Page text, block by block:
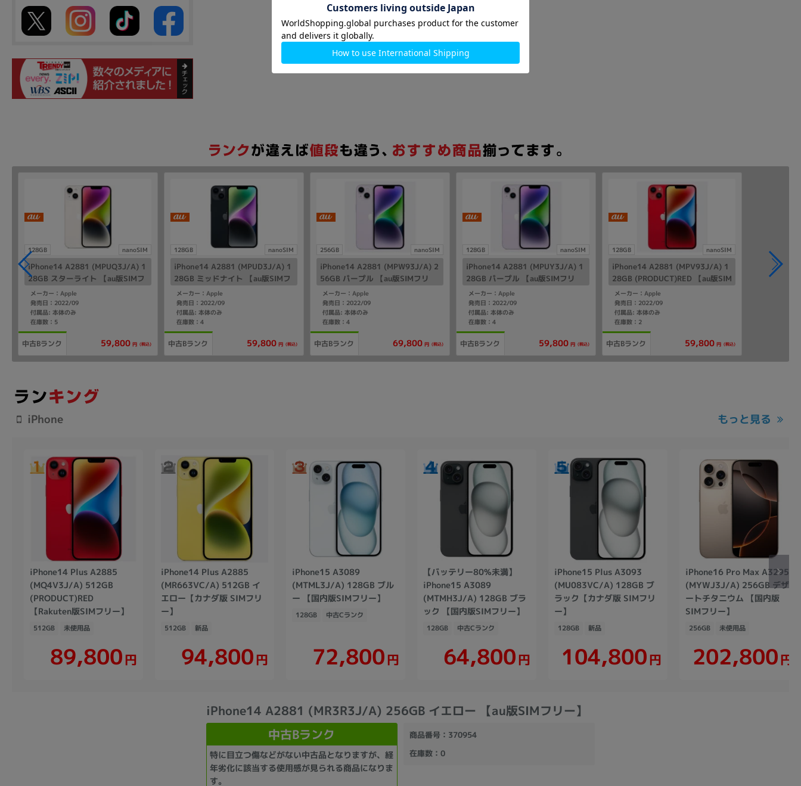
128GB nanoSIM
iPhone14 A2881 (MPUQ3J/A) 1
28GB スターライト 【au版SIMフ
リー】
メーカー：Apple
発売日：2022/09
付属品: 本体のみ
在庫数：5
中古Bランク 59,800 円 (税込)
128GB nanoSIM
iPhone14 A2881 (MPUD3J/A) 1
28GB ミッドナイト 【au版SIMフ
リー】
メーカー：Apple
発売日：2022/09
付属品: 本体のみ
在庫数：4
中古Bランク 59,800 円 (税込)
256GB nanoSIM
iPhone14 A2881 (MPW93J/A) 2
56GB パープル 【au版SIMフリ
ー】
メーカー：Apple
発売日：2022/09
付属品: 本体のみ
在庫数：4
中古Bランク 69,800 円 (税込)
128GB nanoSIM
iPhone14 A2881 (MPUY3J/A) 1
28GB パープル 【au版SIMフリ
ー】
メーカー：Apple
発売日：2022/09
付属品: 本体のみ
在庫数：4
中古Bランク 59,800 円 (税込)
128GB nanoSIM
iPhone14 A2881 (MPV93J/A) 1
28GB (PRODUCT)RED 【au版SIM
フリー】
メーカー：Apple
発売日：2022/09
付属品: 本体のみ
在庫数：2
中古Bランク 59,800 円 (税込)
iPhone もっと見る
iPhone14 Plus A2885
(MQ4V3J/A) 512GB
(PRODUCT)RED
【Rakuten版SIMフリー】
512GB 未使用品
89,800円
iPhone14 Plus A2885
(MR663VC/A) 512GB イ
エロー【カナダ版 SIMフリ
ー】
512GB 新品
94,800円
iPhone15 A3089
(MTML3J/A) 128GB ブル
ー 【国内版SIMフリー】
128GB 中古Cランク
72,800円
【バッテリー80%未満】
iPhone15 A3089
(MTMH3J/A) 128GB ブラ
ック 【国内版SIMフリー】
128GB 中古Cランク
64,800円
iPhone15 Plus A3093
(MU083VC/A) 128GB ブ
ラック【カナダ版 SIMフリ
ー】
128GB 新品
104,800円
iPhone16 Pro Max A3295
(MYWJ3J/A) 256GB デザ
ートチタニウム 【国内版
SIMフリー】
256GB 未使用品
202,800円
iPhone14 A2881 (MR3R3J/A) 256GB イエロー 【au版SIMフリー】
中古Bランク
特に目立つ傷などがない中古品となりますが、経
年劣化に該当する使用感が見られる商品になりま
す。
商品番号：370954
在庫数：0